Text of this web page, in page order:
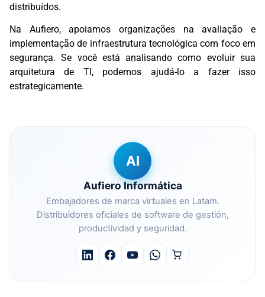
distribuídos.
Na Aufiero, apoiamos organizações na avaliação e
implementação de infraestrutura tecnológica com foco em
segurança. Se você está analisando como evoluir sua
arquitetura de TI, podemos ajudá-lo a fazer isso
estrategicamente.
AI
Aufiero Informática
Embajadores de marca virtuales en Latam.
Distribuidores oficiales de software de gestión,
productividad y seguridad.